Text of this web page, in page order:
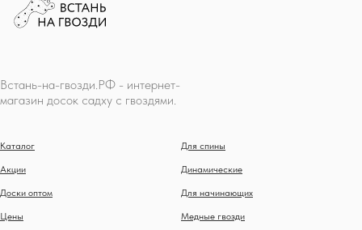
Встань-на-гвозди.РФ - интернет-
магазин досок садху с гвоздями.
Каталог
Акции
Доски оптом
Цены
Для спины
Динамические
Для начинающих
Медные гвозди